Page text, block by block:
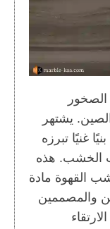
يشتهر
غنيًا تبرزه
الخشب. هذه
القهوة مادة
والمصممين